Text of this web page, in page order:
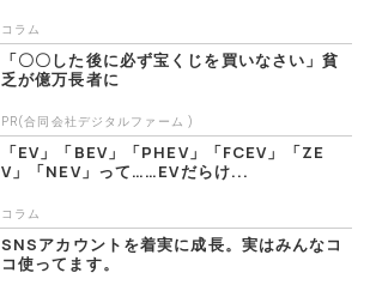
コラム
「〇〇した後に必ず宝くじを買いなさい」貧
乏が億万長者に
PR(合同会社デジタルファーム )
「EV」「BEV」「PHEV」「FCEV」「ZE
V」「NEV」って……EVだらけ...
コラム
SNSアカウントを着実に成長。実はみんなコ
コ使ってます。